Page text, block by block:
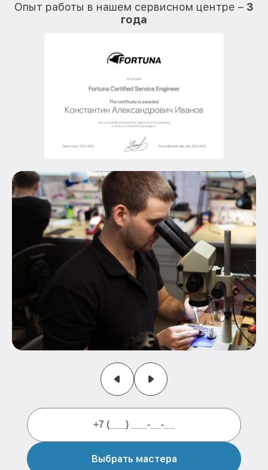
Опыт работы в нашем сервисном центре – 3
года
Выбрать мастера